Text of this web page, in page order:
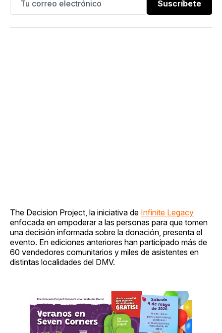
Suscríbete
The Decision Project, la iniciativa de Infinite Legacy
enfocada en empoderar a las personas para que tomen
una decisión informada sobre la donación, presenta el
evento. En ediciones anteriores han participado más de
60 vendedores comunitarios y miles de asistentes en
distintas localidades del DMV.